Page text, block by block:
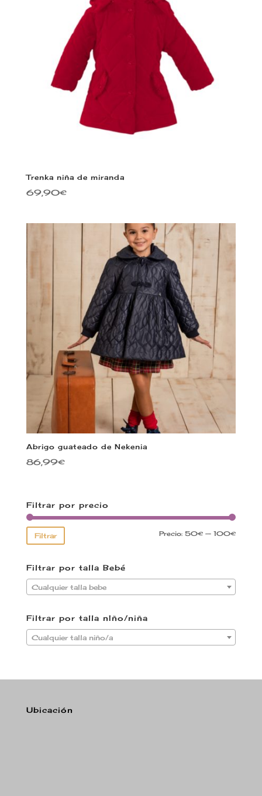
Trenka niña de miranda
69,90€
Abrigo guateado de Nekenia
86,99€
Filtrar por precio
Filtrar Precio:50€ —100€
Filtrar por talla Bebé
Cualquier talla bebe
Filtrar por talla nIño/niña
Cualquier talla niño/a
Ubicación